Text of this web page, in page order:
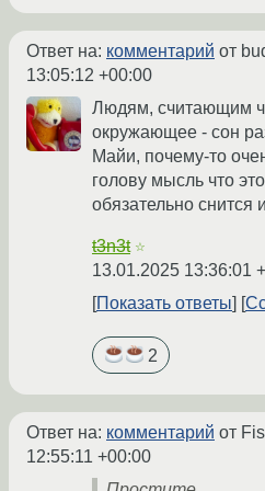
Ответ на: комментарий от
13:05:12 +00:00
Людям, считающим
окружающее - сон
Майи, почему-то
голову мысль что
обязательно снится
t3n3t ☆
13.01.2025 13:36:01
Показать ответы
2
Ответ на: комментарий от
12:55:11 +00:00